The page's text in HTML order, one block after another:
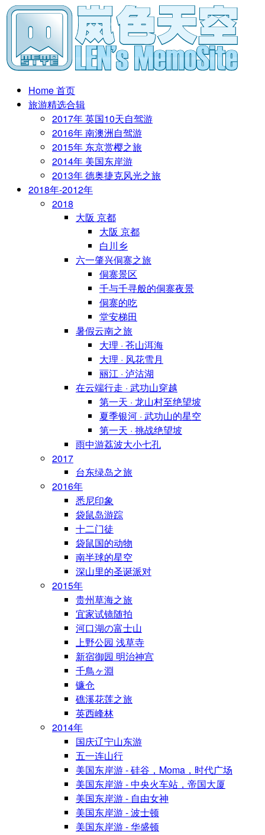
Home 首页
旅游精选合辑
2017年 英国10天自驾游
2016年 南澳洲自驾游
2015年 东京赏樱之旅
2014年 美国东岸游
2013年 德奥捷克风光之旅
2018年-2012年
2018
大阪 京都
大阪 京都
白川乡
六一肇兴侗寨之旅
侗寨景区
千与千寻般的侗寨夜景
侗寨的吃
堂安梯田
暑假云南之旅
大理 · 苍山洱海
大理 · 风花雪月
丽江 · 泸沽湖
在云端行走 · 武功山穿越
第一天 · 龙山村至绝望坡
夏季银河 · 武功山的星空
第一天 · 挑战绝望坡
雨中游荔波大小七孔
2017
台东绿岛之旅
2016年
悉尼印象
袋鼠岛游踪
十二门徒
袋鼠国的动物
南半球的星空
深山里的圣诞派对
2015年
贵州草海之旅
宜家试镜随拍
河口湖の富士山
上野公园 浅草寺
新宿御园 明治神宫
千鳥ヶ淵
镰仓
礁溪花莲之旅
英西峰林
2014年
国庆辽宁山东游
五一连山行
美国东岸游 - 硅谷，Moma，时代广场
美国东岸游 - 中央火车站，帝国大厦
美国东岸游 - 自由女神
美国东岸游 - 波士顿
美国东岸游 - 华盛顿